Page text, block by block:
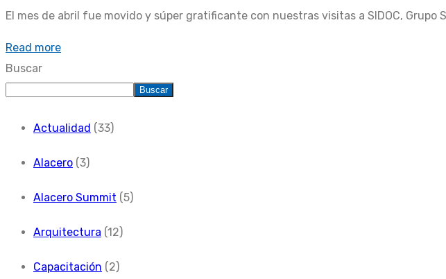
El mes de abril fue movido y súper gratificante con nuestras visitas a SIDOC, Grupo
Read more
Buscar
Buscar
Actualidad (33)
Alacero (3)
Alacero Summit (5)
Arquitectura (12)
Capacitación (2)